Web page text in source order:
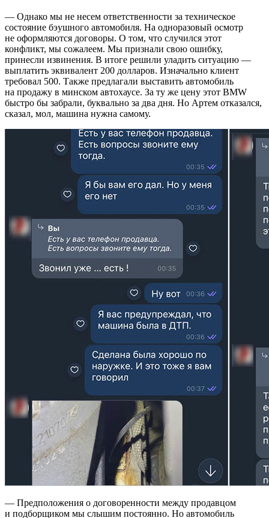
— Однако мы не несем ответственности за техническое
состояние бэушного автомобиля. На одноразовый осмотр
не оформляются договоры. О том, что случился этот
конфликт, мы сожалеем. Мы признали свою ошибку,
принесли извинения. В итоге решили уладить ситуацию —
выплатить эквивалент 200 долларов. Изначально клиент
требовал 500. Также предлагали выставить автомобиль
на продажу в минском автохаусе. За ту же цену этот BMW
быстро бы забрали, буквально за два дня. Но Артем отказался,
сказал, мол, машина нужна самому.
— Предположения о договоренности между продавцом
и подборщиком мы слышим постоянно. Но автомобиль